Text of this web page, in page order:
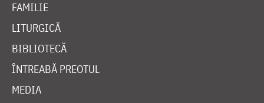
FAMILIE
LITURGICĂ
BIBLIOTECĂ
ÎNTREABĂ PREOTUL
MEDIA